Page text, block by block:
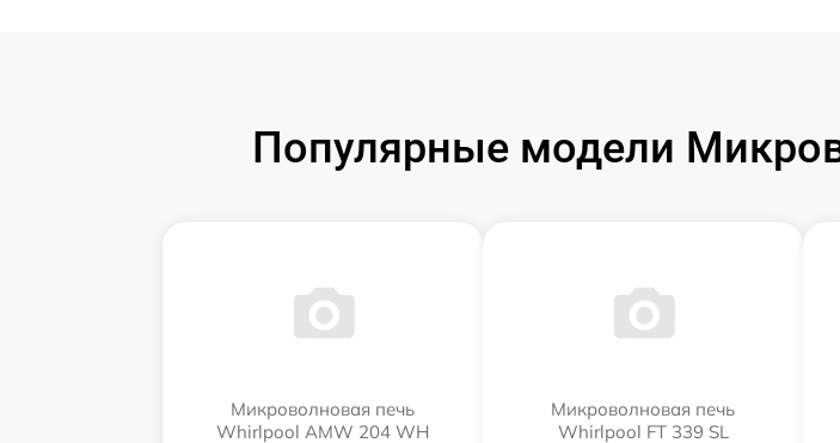
Популярные модели
Микроволновая печь
Whirlpool AMW 204 WH
Микроволновая печь
Whirlpool FT 339 SL